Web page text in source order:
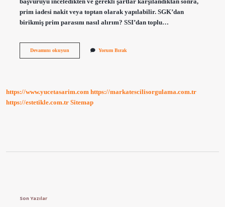
başvuruyu inceledikten ve gerekli şartlar karşılandıktan sonra,
prim iadesi nakit veya toptan olarak yapılabilir. SGK’dan
birikmiş prim parasını nasıl alırım? SSI’dan toplu…
Devamını okuyunBirikmiş
Yorum Bırak
https://www.yucetasarim.com https://markatescilisorgulama.com.tr
https://estetikle.com.tr Sitemap
Son Yazılar